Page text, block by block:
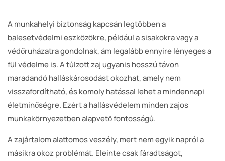
A munkahelyi biztonság kapcsán legtöbben a
balesetvédelmi eszközökre, például a sisakokra vagy a
védőruházatra gondolnak, ám legalább ennyire lényeges a
fül védelme is. A túlzott zaj ugyanis hosszú távon
maradandó halláskárosodást okozhat, amely nem
visszafordítható, és komoly hatással lehet a mindennapi
életminőségre. Ezért a hallásvédelem minden zajos
munkakörnyezetben alapvető fontosságú.
A zajártalom alattomos veszély, mert nem egyik napról a
másikra okoz problémát. Eleinte csak fáradtságot,